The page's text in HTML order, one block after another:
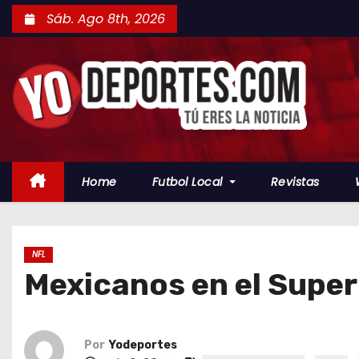
a
l
Sáb. Ago 8th, 2026
Home Futbol Local Revistas
NFL
Mexicanos en el
Por Yodeportes